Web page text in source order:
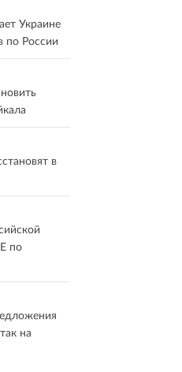
Украине
по России
в
по
на